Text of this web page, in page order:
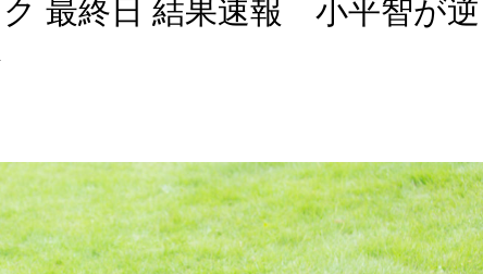
最終日 結果速報 小平智が逆